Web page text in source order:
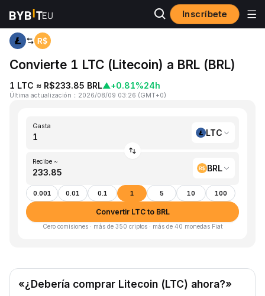
Inscríbete
Inicio LTC to BRL
Convierte 1 LTC (Litecoin) a BRL (BRL)
1 LTC ≈ R$233.85 BRL▲+0.81%24h
Última actualización ： 2026/08/09 03:26 (GMT+0)
Gasta
LTC
Recibe ~
BRL
0.001 0.01 0.1 1 5 10 100
Convertir LTC to BRL
Cero comisiones · más de 350 criptos · más de 40 monedas Fiat
«¿Debería comprar Litecoin (LTC) ahora?»